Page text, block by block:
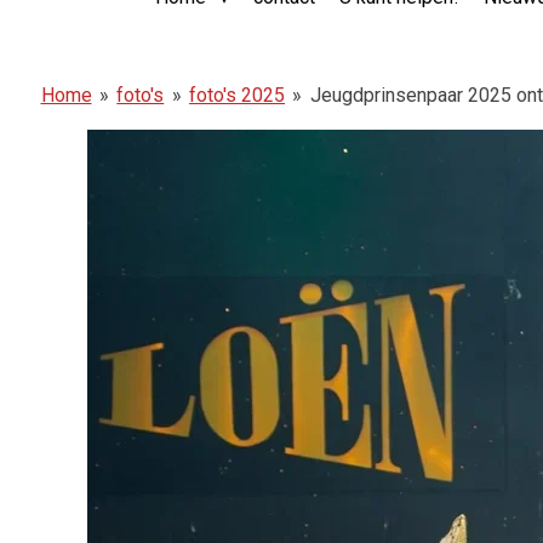
Home » foto's » foto's 2025 » Jeugdprinsenpaar 2025